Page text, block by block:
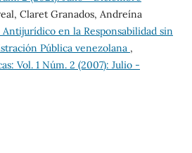
Claret Granados, Andreína
Antijurídico en la Responsabilidad sin
Pública venezolana ,
Vol. 1 Núm. 2 (2007): Julio -